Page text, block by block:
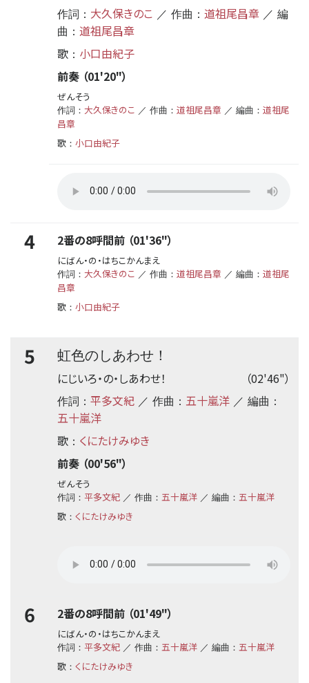
作詞： 大久保きのこ ／ 作曲： 道祖尾昌章 ／ 編
曲： 道祖尾昌章
歌 ： 小口由紀子
前奏 （01'20"）
ぜんそう
作詞： 大久保きのこ ／ 作曲： 道祖尾昌章 ／ 編曲： 道祖尾
昌章
歌 ： 小口由紀子
4 2番の8呼間前 （01'36"）
にばん・の・はちこかんまえ
作詞： 大久保きのこ ／ 作曲： 道祖尾昌章 ／ 編曲： 道祖尾
昌章
歌 ： 小口由紀子
5
虹色のしあわせ！
（02'46"）
にじいろ・の・しあわせ！
作詞： 平多文紀 ／ 作曲： 五十嵐洋 ／ 編曲：
五十嵐洋
歌 ： くにたけみゆき
前奏 （00'56"）
ぜんそう
作詞： 平多文紀 ／ 作曲： 五十嵐洋 ／ 編曲： 五十嵐洋
歌 ： くにたけみゆき
6 2番の8呼間前 （01'49"）
にばん・の・はちこかんまえ
作詞： 平多文紀 ／ 作曲： 五十嵐洋 ／ 編曲： 五十嵐洋
歌 ： くにたけみゆき